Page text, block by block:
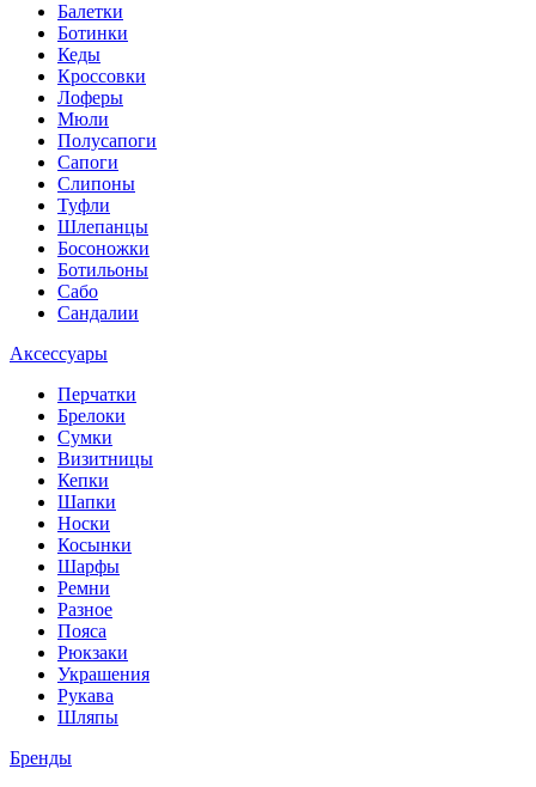
Балетки
Ботинки
Кеды
Кроссовки
Лоферы
Мюли
Полусапоги
Сапоги
Слипоны
Туфли
Шлепанцы
Босоножки
Ботильоны
Сабо
Сандалии
Аксессуары
Перчатки
Брелоки
Сумки
Визитницы
Кепки
Шапки
Носки
Косынки
Шарфы
Ремни
Разное
Пояса
Рюкзаки
Украшения
Рукава
Шляпы
Бренды